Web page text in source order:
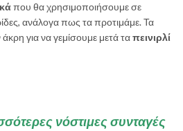
που θα χρησιμοποιήσουμε σε
ανάλογα πως τα προτιμάμε. Τα
για να γεμίσουμε μετά ταπεινιρλί
νόστιμες συνταγές